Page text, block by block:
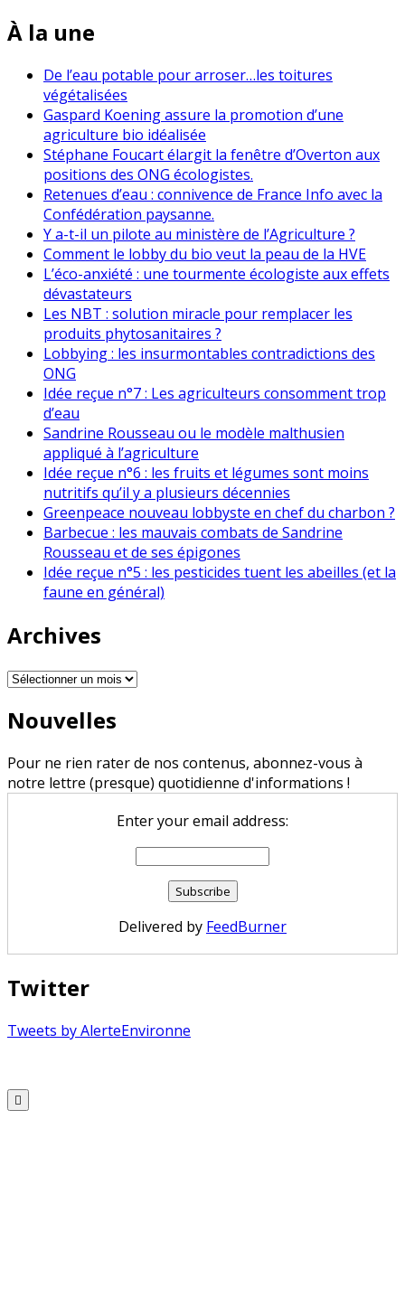
À la une
De l’eau potable pour arroser…les toitures
végétalisées
Gaspard Koening assure la promotion d’une
agriculture bio idéalisée
Stéphane Foucart élargit la fenêtre d’Overton aux
positions des ONG écologistes.
Retenues d’eau : connivence de France Info avec la
Confédération paysanne.
Y a-t-il un pilote au ministère de l’Agriculture ?
Comment le lobby du bio veut la peau de la HVE
L’éco-anxiété : une tourmente écologiste aux effets
dévastateurs
Les NBT : solution miracle pour remplacer les
produits phytosanitaires ?
Lobbying : les insurmontables contradictions des
ONG
Idée reçue n°7 : Les agriculteurs consomment trop
d’eau
Sandrine Rousseau ou le modèle malthusien
appliqué à l’agriculture
Idée reçue n°6 : les fruits et légumes sont moins
nutritifs qu’il y a plusieurs décennies
Greenpeace nouveau lobbyste en chef du charbon ?
Barbecue : les mauvais combats de Sandrine
Rousseau et de ses épigones
Idée reçue n°5 : les pesticides tuent les abeilles (et la
faune en général)
Archives
Archives
Nouvelles
Pour ne rien rater de nos contenus, abonnez-vous à
notre lettre (presque) quotidienne d'informations !
Enter your email address:
Delivered by FeedBurner
Twitter
Tweets by AlerteEnvironne
to